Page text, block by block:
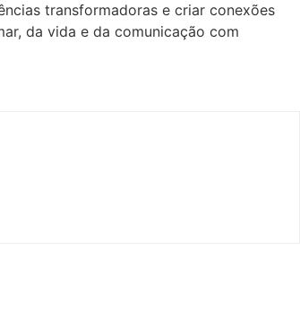
transformadoras e criar conexões
da vida e da comunicação com